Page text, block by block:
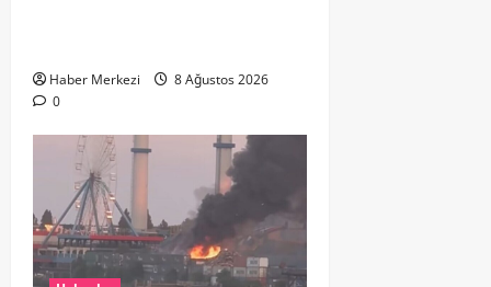
Haber Merkezi
8 Ağustos 2026
0